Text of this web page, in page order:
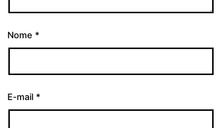
Nome *
E-mail *